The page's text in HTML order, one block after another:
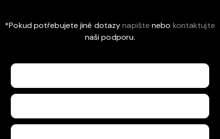
*Pokud potřebujete jiné dotazynapištenebo kontaktujte
naši podporu.